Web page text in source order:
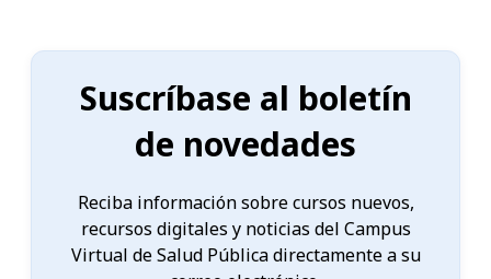
Suscríbase al boletín
de novedades
Reciba información sobre cursos nuevos,
recursos digitales y noticias del Campus
Virtual de Salud Pública directamente a su